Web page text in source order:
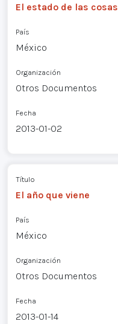
El estado de las cosas
País
México
Organización
Otros Documentos
Fecha
2013-01-02
Título
El año que viene
País
México
Organización
Otros Documentos
Fecha
2013-01-14